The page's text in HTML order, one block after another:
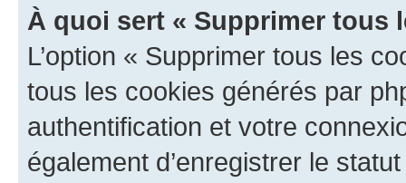
À quoi sert « Supprimer tous
L’option « Supprimer tous les
tous les cookies générés par
authentification et votre
également d’enregistrer le